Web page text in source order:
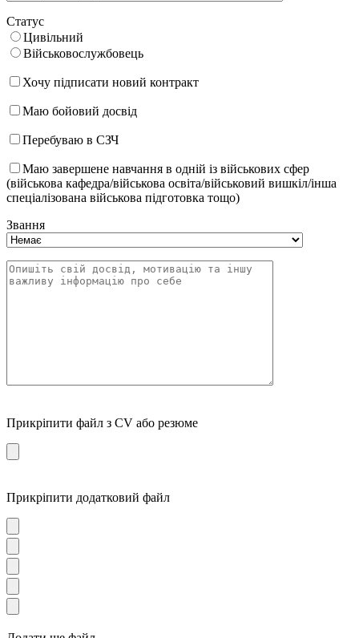
Статус
Цивільний
Військовослужбовець
Хочу підписати новий контракт
Маю бойовий досвід
Перебуваю в СЗЧ
Маю завершене навчання в одній із військових сфер
(військова кафедра/військова освіта/військовий вишкіл/інша
спеціалізована військова підготовка тощо)
Звання
Прикріпити файл з CV або резюме
Прикріпити додатковий файл